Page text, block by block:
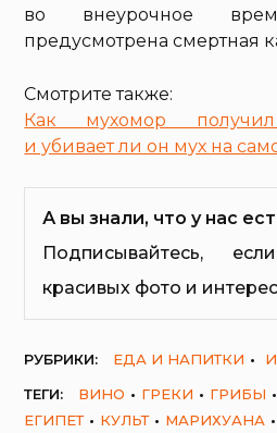
во внеурочное
предусмотрена смертная
Смотрите также:
Как мухомор
и убивает ли он мух на
А вы знали, что у нас
Подписывайтесь,
красивых фото и
РУБРИКИ: ЕДА И НАПИТКИ
ТЕГИ:
ВИНО ГРЕКИ ГРИБЫ
ЕГИПЕТ
КУЛЬТ МАРИХУАНА